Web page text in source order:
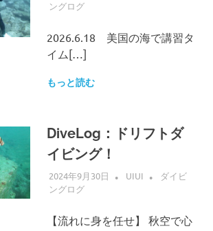
ングログ
2026.6.18 美国の海で講習タ
イム[…]
もっと読む
DiveLog：ドリフトダ
イビング！
2024年9月30日 UIUI
ダイビ
ングログ
【流れに身を任せ】 秋空で心